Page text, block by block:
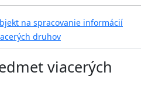
na spracovanie informácií
druhov
viacerých